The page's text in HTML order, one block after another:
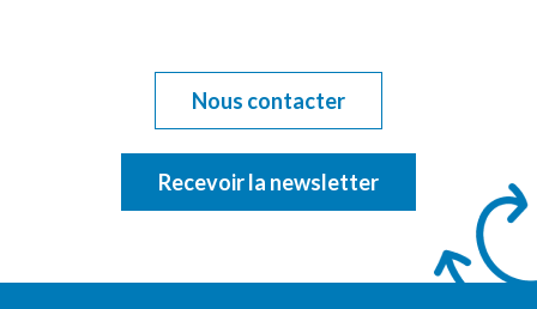
Nous contacter
Recevoir la newsletter